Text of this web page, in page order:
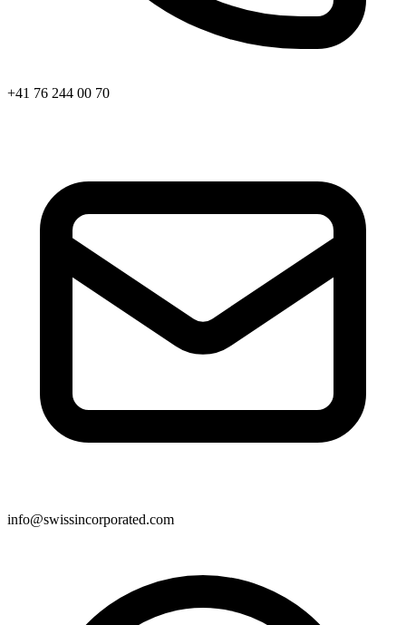
+41 76 244 00 70
info@swissincorporated.com